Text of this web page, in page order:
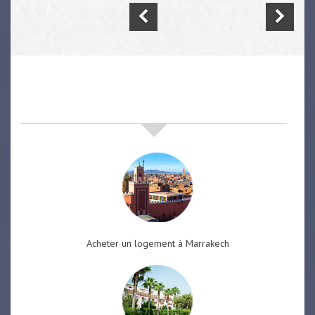
Acheter un logement à Marrakech